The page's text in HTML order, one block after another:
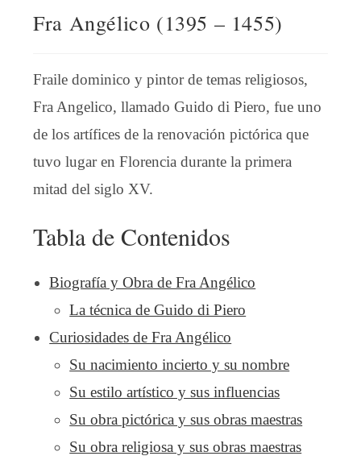
Fra Angélico (1395 – 1455)
Fraile dominico y pintor de temas religiosos,
Fra Angelico, llamado Guido di Piero, fue uno
de los artífices de la renovación pictórica que
tuvo lugar en Florencia durante la primera
mitad del siglo XV.
Tabla de Contenidos
Biografía y Obra de Fra Angélico
La técnica de Guido di Piero
Curiosidades de Fra Angélico
Su nacimiento incierto y su nombre
Su estilo artístico y sus influencias
Su obra pictórica y sus obras maestras
Su obra religiosa y sus obras maestras